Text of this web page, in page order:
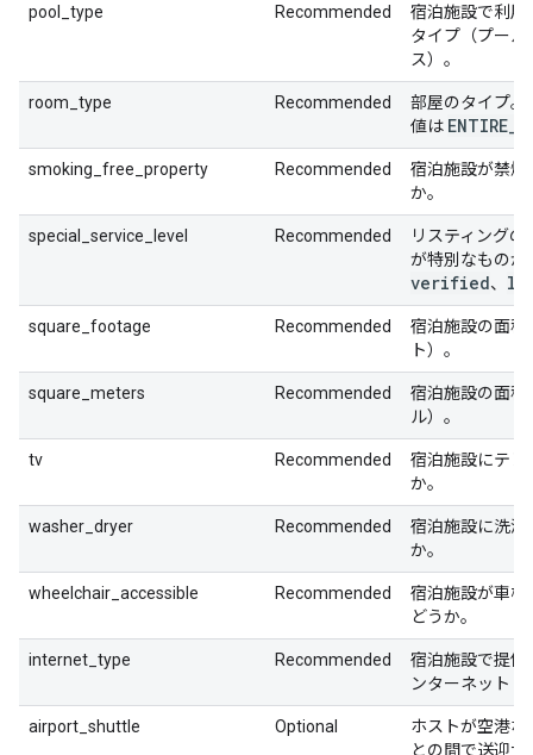
pool_type Recommended
宿泊施設で利用
タイプ（プール
ス）。
room_type Recommended
部屋のタイプ。
値は ENTIRE
smoking_free_property Recommended
宿泊施設が禁煙
か。
special_service_level Recommended
リスティング
が特別なものか
verified、
square_footage Recommended
宿泊施設の面積
ト）。
square_meters Recommended
宿泊施設の面積
ル）。
tv Recommended
宿泊施設にテレ
か。
washer_dryer Recommended
宿泊施設に洗濯
か。
wheelchair_accessible Recommended
宿泊施設が車椅
どうか。
internet_type Recommended
宿泊施設で提供
ンターネット
airport_shuttle Optional
ホストが空港
との間で送迎